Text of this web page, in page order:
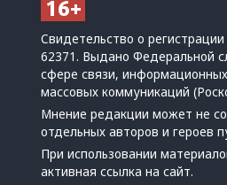
Свидетельство о
62371. Выдано Федеральной
сфере связи,
массовых коммуникаций
Мнение редакции может не
отдельных авторов и героев
При использовании
активная ссылка на сайт.